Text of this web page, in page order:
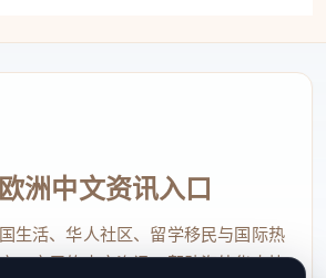
洲中文资讯入口
生活、华人社区、留学移民与国际热
、实用的中文资讯，帮助海外华人快